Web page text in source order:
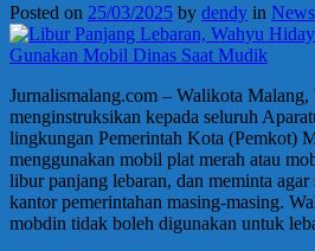
Posted on 25/03/2025 by dendy in News
Jurnalismalang.com – Walikota
menginstruksikan kepada seluruh
lingkungan Pemerintah Kota (Pemkot)
menggunakan mobil plat merah atau
libur panjang lebaran, dan meminta
kantor pemerintahan masing-masing.
mobdin tidak boleh digunakan untuk